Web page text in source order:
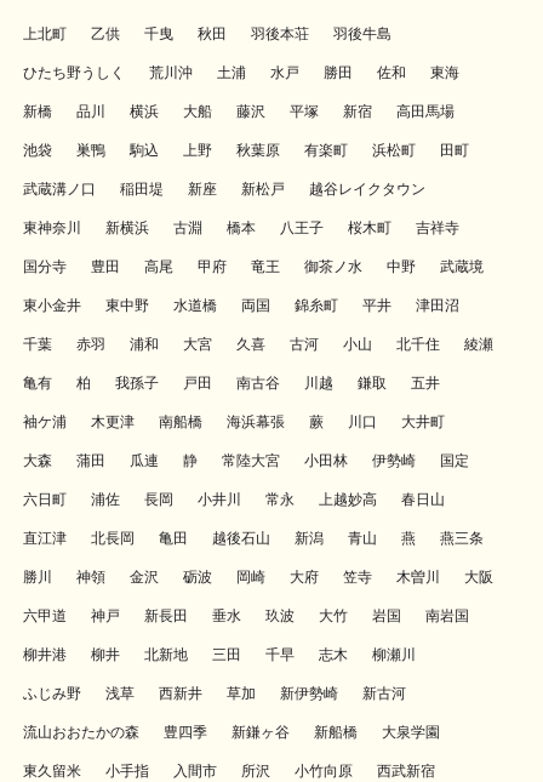
上北町 乙供 千曳 秋田 羽後本荘 羽後牛島
ひたち野うしく 荒川沖 土浦 水戸 勝田 佐和 東海
新橋 品川 横浜 大船 藤沢 平塚 新宿 高田馬場
池袋 巣鴨 駒込 上野 秋葉原 有楽町 浜松町 田町
武蔵溝ノ口 稲田堤 新座 新松戸 越谷レイクタウン
東神奈川 新横浜 古淵 橋本 八王子 桜木町 吉祥寺
国分寺 豊田 高尾 甲府 竜王 御茶ノ水 中野 武蔵境
東小金井 東中野 水道橋 両国 錦糸町 平井 津田沼
千葉 赤羽 浦和 大宮 久喜 古河 小山 北千住 綾瀬
亀有 柏 我孫子 戸田 南古谷 川越 鎌取 五井
袖ケ浦 木更津 南船橋 海浜幕張 蕨 川口 大井町
大森 蒲田 瓜連 静 常陸大宮 小田林 伊勢崎 国定
六日町 浦佐 長岡 小井川 常永 上越妙高 春日山
直江津 北長岡 亀田 越後石山 新潟 青山 燕 燕三条
勝川 神領 金沢 砺波 岡崎 大府 笠寺 木曽川 大阪
六甲道 神戸 新長田 垂水 玖波 大竹 岩国 南岩国
柳井港 柳井 北新地 三田 千早 志木 柳瀬川
ふじみ野 浅草 西新井 草加 新伊勢崎 新古河
流山おおたかの森 豊四季 新鎌ヶ谷 新船橋 大泉学園
東久留米 小手指 入間市 所沢 小竹向原 西武新宿